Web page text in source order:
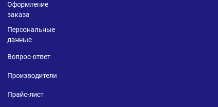
Оформление
заказа
Персональные
данные
Вопрос-ответ
Производители
Прайс-лист